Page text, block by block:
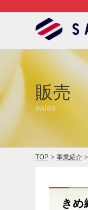
TOP > 事業紹介
販売
sales
きめ